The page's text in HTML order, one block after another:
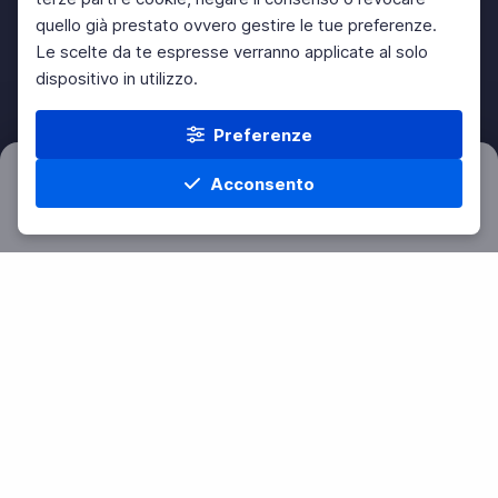
quello già prestato ovvero gestire le tue preferenze.
Le scelte da te espresse verranno applicate al solo
dispositivo in utilizzo.
Preferenze
Acconsento
Home Materie Cerca Menu